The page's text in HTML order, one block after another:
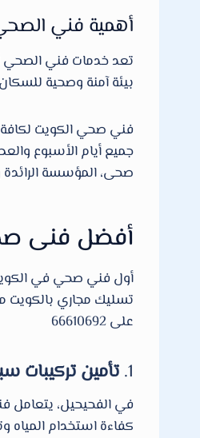
أهمية فني
تعد خدمات فني الصحي
بيئة آمنة وصحية
جميع أيام الأسبوع
صحى، المؤسسة
أفضل فنى
أول فني صحي في الكويت
تسليك مجاري بالكويت
على 66610692
1. تأمين تركيبات
في الفحيحيل، يتعامل
كفاءة استخدام المياه